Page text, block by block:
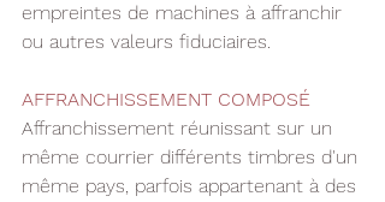
empreintes de machines à affranchir
ou autres valeurs fiduciaires.
AFFRANCHISSEMENT COMPOSÉ
Affranchissement réunissant sur un
même courrier différents timbres d'un
même pays, parfois appartenant à des